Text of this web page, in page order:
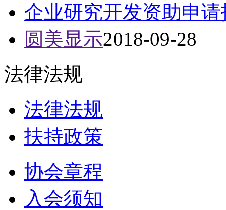
企业研究开发资助申请
圆美显示2018-09-28
法律法规
法律法规
扶持政策
协会章程
入会须知